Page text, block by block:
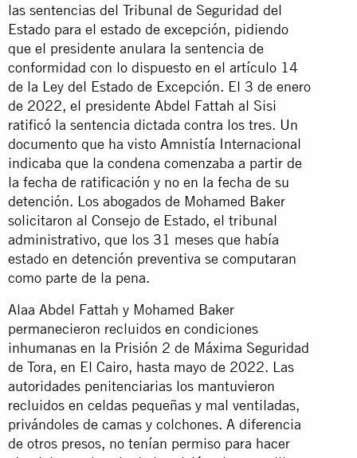
las sentencias del Tribunal de Seguridad del
Estado para el estado de excepción, pidiendo
que el presidente anulara la sentencia de
conformidad con lo dispuesto en el artículo 14
de la Ley del Estado de Excepción. El 3 de enero
de 2022, el presidente Abdel Fattah al Sisi
ratificó la sentencia dictada contra los tres. Un
documento que ha visto Amnistía Internacional
indicaba que la condena comenzaba a partir de
la fecha de ratificación y no en la fecha de su
detención. Los abogados de Mohamed Baker
solicitaron al Consejo de Estado, el tribunal
administrativo, que los 31 meses que había
estado en detención preventiva se computaran
como parte de la pena.
Alaa Abdel Fattah y Mohamed Baker
permanecieron recluidos en condiciones
inhumanas en la Prisión 2 de Máxima Seguridad
de Tora, en El Cairo, hasta mayo de 2022. Las
autoridades penitenciarias los mantuvieron
recluidos en celdas pequeñas y mal ventiladas,
privándoles de camas y colchones. A diferencia
de otros presos, no tenían permiso para hacer